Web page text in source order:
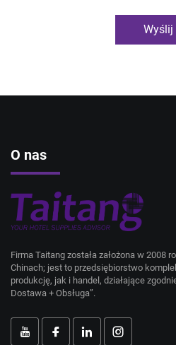
Wyślij
O nas
Firma Taitang została założona w 2008
Chinach; jest to przedsiębiorstwo
produkcję, jak i handel, działające
Dostawa + Obsługa”.